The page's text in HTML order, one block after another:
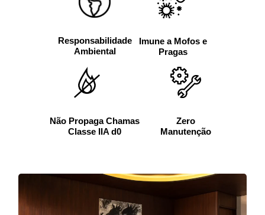
Responsabilidade
Ambiental
Imune a Mofos e
Pragas
Não Propaga Chamas
Classe IIA d0
Zero
Manutenção